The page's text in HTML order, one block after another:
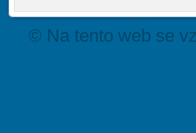
© Na tento web se